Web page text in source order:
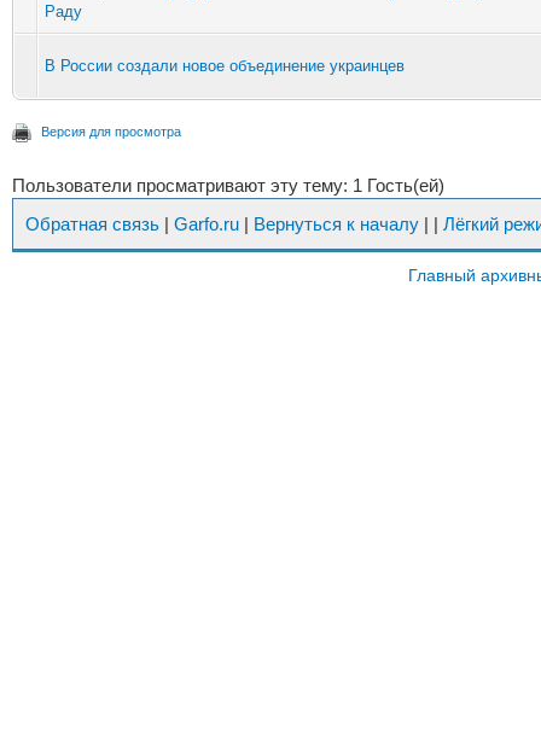
Раду
В России создали новое объединение украинцев
Версия для просмотра
Пользователи просматривают эту тему: 1 Гость(ей)
Обратная связь | Garfo.ru | Вернуться к началу | | Лёгкий
Главный